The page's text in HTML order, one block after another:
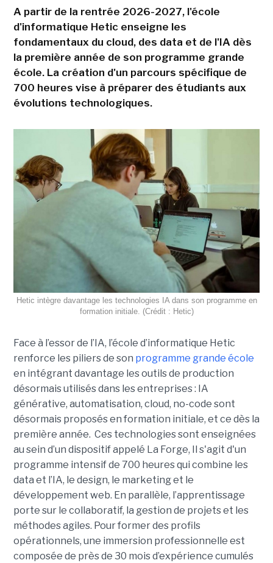
A partir de la rentrée 2026-2027, l'école
d'informatique Hetic enseigne les
fondamentaux du cloud, des data et de l'IA dès
la première année de son programme grande
école. La création d'un parcours spécifique de
700 heures vise à préparer des étudiants aux
évolutions technologiques.
Hetic intègre davantage les technologies IA dans son programme en
formation initiale. (Crédit : Hetic)
Face à l’essor de l’IA, l’école d’informatique Hetic
renforce les piliers de son programme grande école
en intégrant davantage les outils de production
désormais utilisés dans les entreprises : IA
générative, automatisation, cloud, no-code sont
désormais proposés en formation initiale, et ce dès la
première année. Ces technologies sont enseignées
au sein d’un dispositif appelé La Forge, Il s'agit d'un
programme intensif de 700 heures qui combine les
data et l’IA, le design, le marketing et le
développement web. En parallèle, l’apprentissage
porte sur le collaboratif, la gestion de projets et les
méthodes agiles. Pour former des profils
opérationnels, une immersion professionnelle est
composée de près de 30 mois d’expérience cumulés